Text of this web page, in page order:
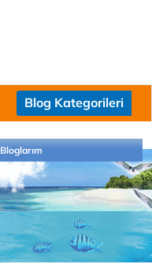
Blog Kategorileri
Bloglarım